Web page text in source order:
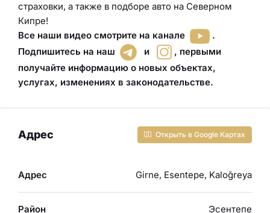
страховки, а также в подборе авто на Северном
Кипре!
Все наши видео смотрите на канале
.
Подпишитесь на наш
и , первыми
получайте информацию о новых объектах,
услугах, изменениях в законодательстве.
Адрес Открыть в Google Картах
Адрес Girne, Esentepe, Kaloğreya
Район Эсентепе